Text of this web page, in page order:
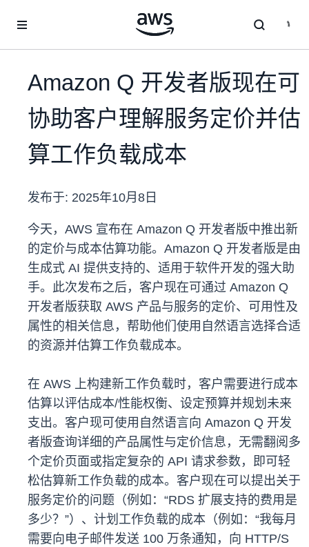
Amazon Q 开发者版现在可
协助客户理解服务定价并估
算工作负载成本
发布于: 2025年10月8日
今天，AWS 宣布在 Amazon Q 开发者版中推出新
的定价与成本估算功能。Amazon Q 开发者版是由
生成式 AI 提供支持的、适用于软件开发的强大助
手。此次发布之后，客户现在可通过 Amazon Q
开发者版获取 AWS 产品与服务的定价、可用性及
属性的相关信息，帮助他们使用自然语言选择合适
的资源并估算工作负载成本。
在 AWS 上构建新工作负载时，客户需要进行成本
估算以评估成本/性能权衡、设定预算并规划未来
支出。客户现可使用自然语言向 Amazon Q 开发
者版查询详细的产品属性与定价信息，无需翻阅多
个定价页面或指定复杂的 API 请求参数，即可轻
松估算新工作负载的成本。客户现在可以提出关于
服务定价的问题（例如：“RDS 扩展支持的费用是
多少？”）、计划工作负载的成本（例如：“我每月
需要向电子邮件发送 100 万条通知，向 HTTP/S